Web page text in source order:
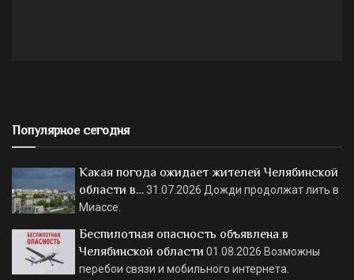
Популярное сегодня
Какая погода ожидает жителей Челябинской
области в…31.07.2026 Дожди продолжат лить в
Миассе.
Беспилотная опасность объявлена в
Челябинской области 01.08.2026 Возможны
перебои связи и мобильного интернета.